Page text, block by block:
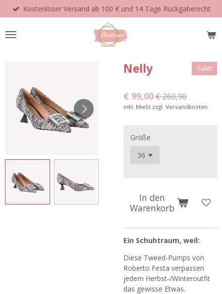
Zum
Hauptinhalt
springen
Kostenloser Versand ab 100 € und 14 Tage Rückgaberecht
Nelly Sale!
€ 99,00€ 260,90
inkl. MwSt zzgl. Versandkosten
Größe
In den
Warenkorb
Ein Schuhtraum, weil:
Diese Tweed-Pumps von
Roberto Festa verpassen
jedem Herbst-/Winteroutfit
das gewisse Etwas.